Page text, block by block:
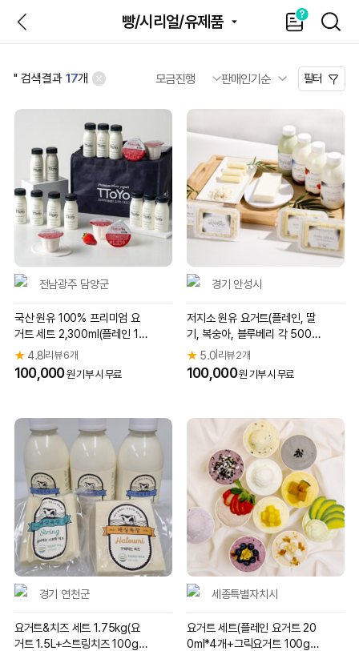
뒤
빵/시리얼/유제품
가
이
'' 검색결과 17개 필터
전남광주 담양군
국산 원유 100% 프리미엄 요
거트 세트 2,300ml(플레인 12
병+미니 딸기 5병)
★4.8 리뷰 6개
100,000원 기부 시 무료
경기 안성시
저지소 원유 요거트(플레인, 딸
기, 복숭아, 블루베리 각 500
m)+스트링치즈 100g
★ 5.0 리뷰 2개
100,000원 기부 시 무료
경기 연천군
요거트&치즈 세트 1.75kg(요
거트 1.5L+스트링치즈 100g
세종특별자치시
요거트 세트(플레인 요거트 20
0ml*4개+그릭요거트 100g*